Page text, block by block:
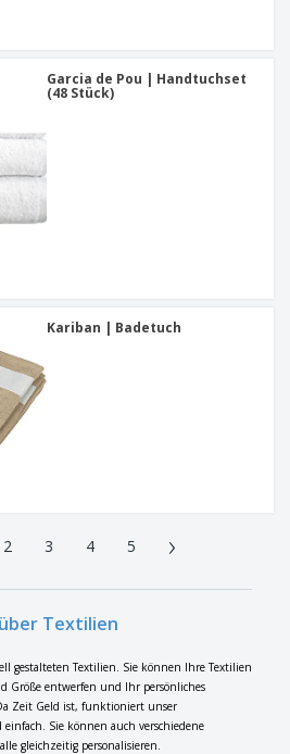
Garcia de Pou | Handtuchset
(48 Stück)
Kariban | Badetuch
2 3 4 5 ›
Textilien
gestalteten Textilien. Sie können Ihre Textilien
Größe entwerfen und Ihr persönliches
Zeit Geld ist, funktioniert unser
einfach. Sie können auch verschiedene
gleichzeitig personalisieren.